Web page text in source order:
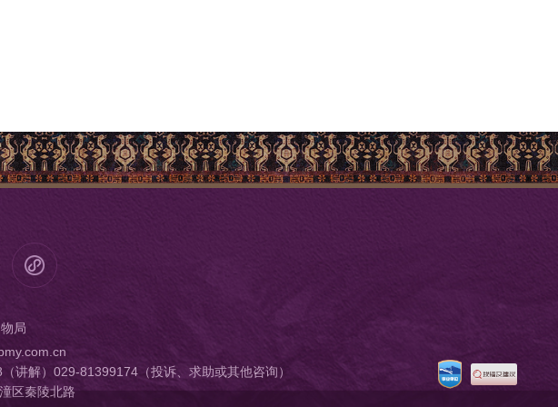
局
讲解）029-81399174（投诉、求助或其他咨询）
区秦陵北路